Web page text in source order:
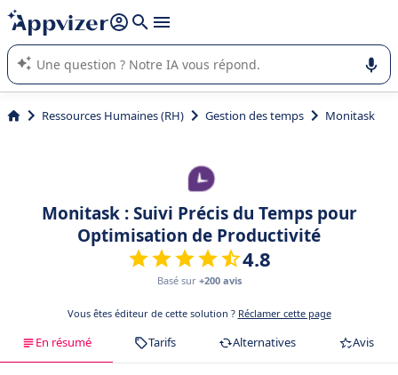
répondre (plusieurs lignes avec
L'IA de Appvizer vous guide dans l'utilisation ou la sélection de
logiciel SaaS en entreprise.
Ressources Humaines (RH) Gestion des temps Monitask
Monitask : Suivi Précis du Temps pour
Optimisation de Productivité
4.8
Basé sur +200 avis
Vous êtes éditeur de cette solution ? Réclamer cette page
En résumé Tarifs Alternatives Avis